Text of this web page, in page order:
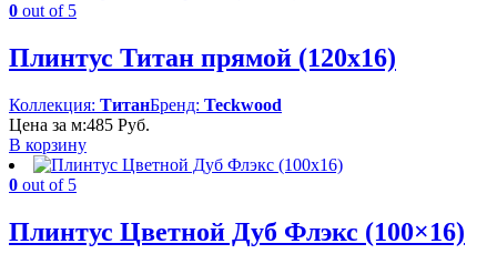
0 out of 5
Плинтус Титан прямой (120х16)
Коллекция: ТитанБренд: Teckwood
Цена за м:485 Руб.
В корзину
0 out of 5
Плинтус Цветной Дуб Флэкс (100×16)